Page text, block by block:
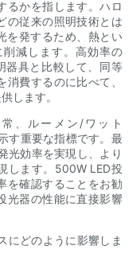
るかを指します。ハロ
の従来の照明技術とは
を発するため、熱とい
減します。高効率の
器具と比較して、同等
費するのに比べて、
します。
、ルーメン/ワット
す重要な指標です。最
光効率を実現し、より
します。500W LED投
を確認することをお勧
光器の性能に直接影響
にどのように影響しま